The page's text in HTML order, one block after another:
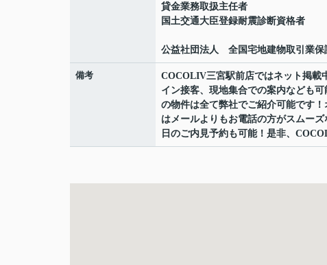
貸金業務取扱主任者
国土交通大臣登録耐震診断資格者
公益社団法人 全国宅地建物取引業
備考
COCOLIV三宮駅前店ではネット掲載
イン接客、現地集合での案内なども
の物件は全て弊社でご紹介可能です
はメールよりもお電話の方がスムー
日のご内見予約も可能！是非、